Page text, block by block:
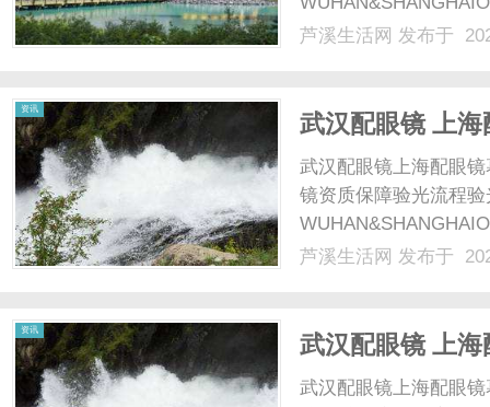
配镜的写字楼眼镜店
芦溪生活网 发布于
资讯
武汉配眼镜 上海
武汉配眼镜上海配眼
镜资质保障验光流程
配镜的写字楼眼镜店
芦溪生活网 发布于
资讯
武汉配眼镜 上海
武汉配眼镜上海配眼